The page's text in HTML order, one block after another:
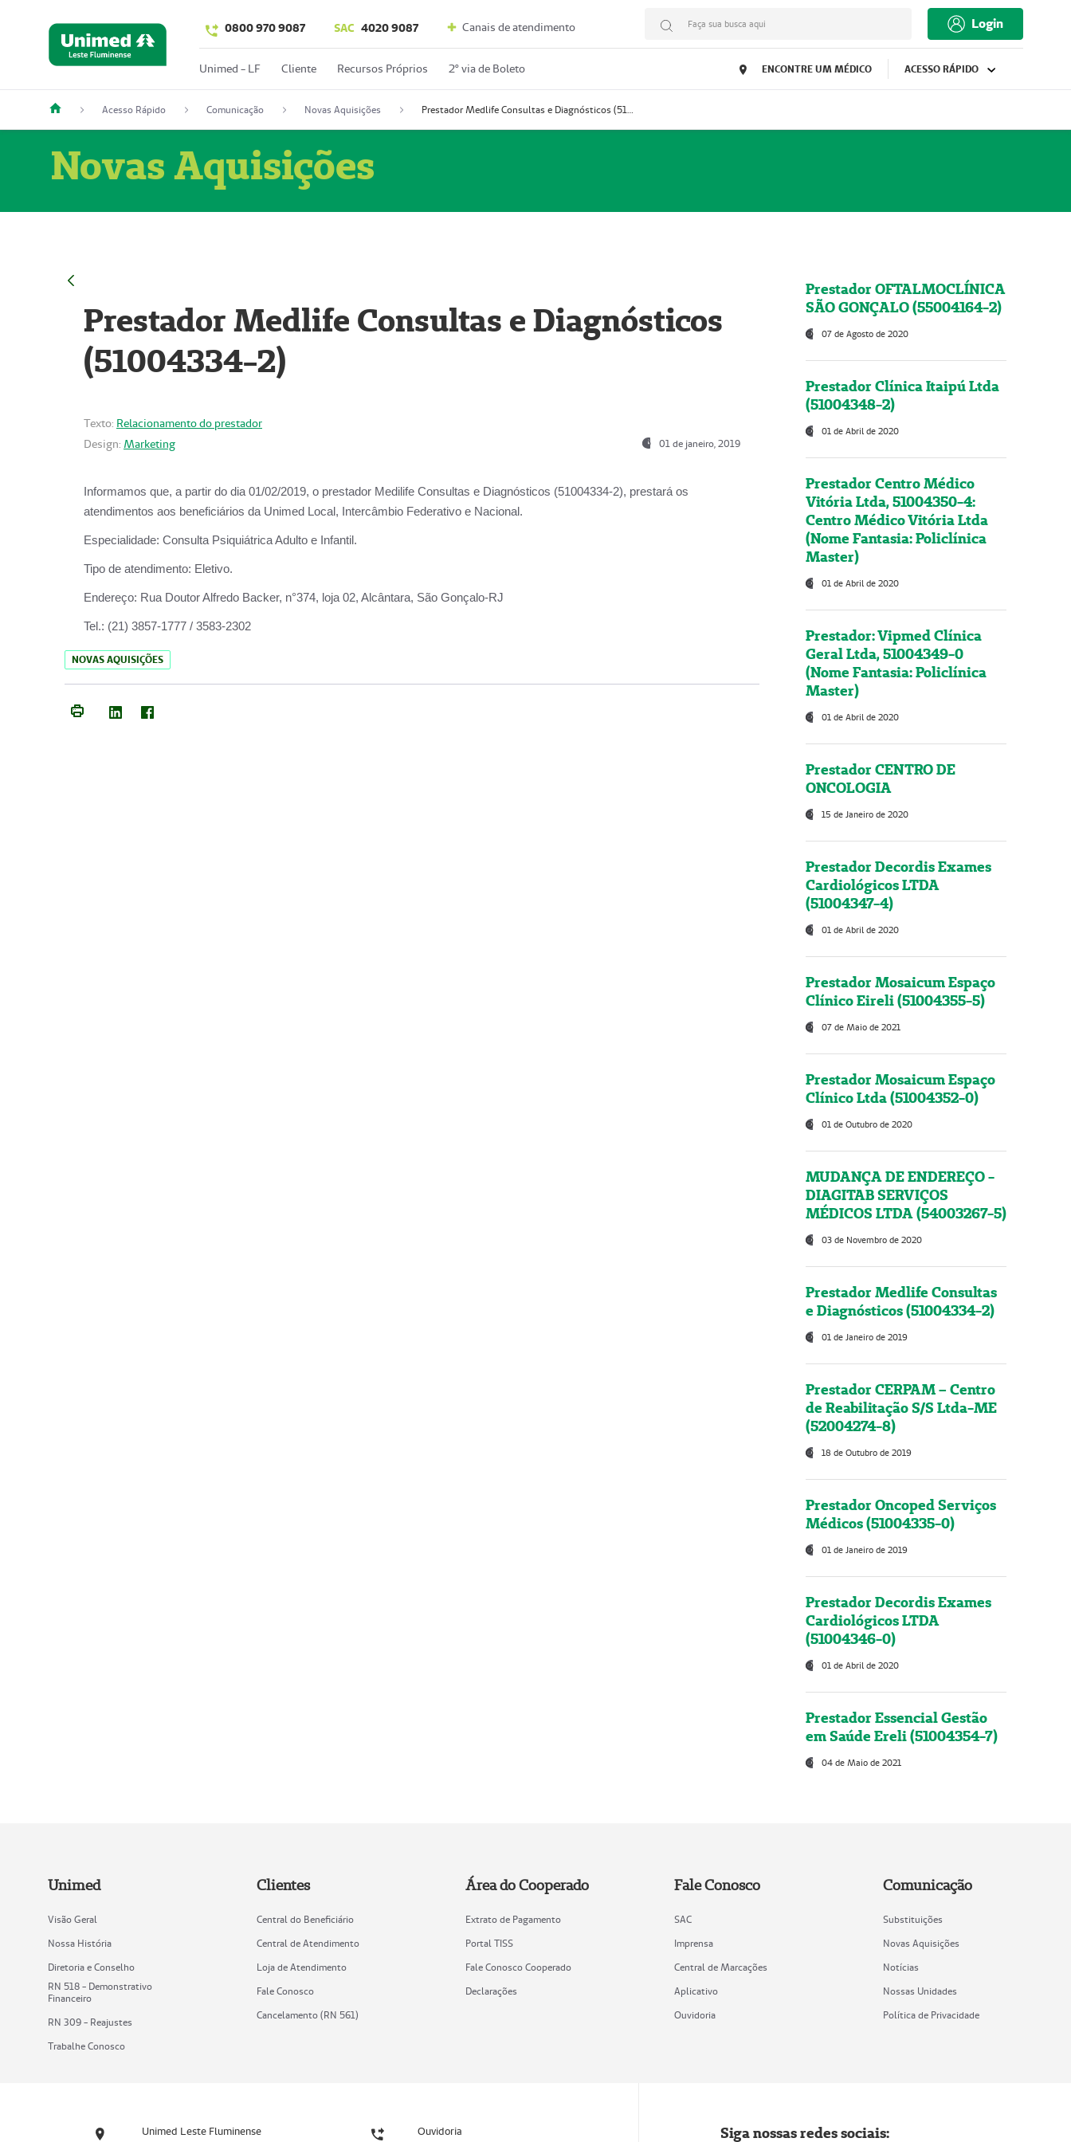
0800 970 9087 SAC 4020 9087 Canais de atendimento Faça sua busca aqui Login
Unimed - LF Cliente Recursos Próprios 2º via de Boleto ENCONTRE UM MÉDICO ACESSO RÁPIDO
Acesso Rápido Comunicação Novas Aquisições Prestador Medlife Consultas e Diagnósticos (51004334-2)
Novas Aquisições
Prestador Medlife Consultas e Diagnósticos
(51004334-2)
Texto: Relacionamento do prestador
Design: Marketing 01 de janeiro, 2019
Informamos que, a partir do dia 01/02/2019, o prestador Medilife Consultas e Diagnósticos (51004334-2), prestará os
atendimentos aos beneficiários da Unimed Local, Intercâmbio Federativo e Nacional.
Especialidade: Consulta Psiquiátrica Adulto e Infantil.
Tipo de atendimento: Eletivo.
Endereço: Rua Doutor Alfredo Backer, n°374, loja 02, Alcântara, São Gonçalo-RJ
Tel.: (21) 3857-1777 / 3583-2302
NOVAS AQUISIÇÕES
Prestador OFTALMOCLÍNICA
SÃO GONÇALO (55004164-2)
07 de Agosto de 2020
Prestador Clínica Itaipú Ltda
(51004348-2)
01 de Abril de 2020
Prestador Centro Médico
Vitória Ltda, 51004350-4:
Centro Médico Vitória Ltda
(Nome Fantasia: Policlínica
Master)
01 de Abril de 2020
Prestador: Vipmed Clínica
Geral Ltda, 51004349-0
(Nome Fantasia: Policlínica
Master)
01 de Abril de 2020
Prestador CENTRO DE
ONCOLOGIA
15 de Janeiro de 2020
Prestador Decordis Exames
Cardiológicos LTDA
(51004347-4)
01 de Abril de 2020
Prestador Mosaicum Espaço
Clínico Eireli (51004355-5)
07 de Maio de 2021
Prestador Mosaicum Espaço
Clínico Ltda (51004352-0)
01 de Outubro de 2020
MUDANÇA DE ENDEREÇO -
DIAGITAB SERVIÇOS
MÉDICOS LTDA (54003267-5)
03 de Novembro de 2020
Prestador Medlife Consultas
e Diagnósticos (51004334-2)
01 de Janeiro de 2019
Prestador CERPAM – Centro
de Reabilitação S/S Ltda-ME
(52004274-8)
18 de Outubro de 2019
Prestador Oncoped Serviços
Médicos (51004335-0)
01 de Janeiro de 2019
Prestador Decordis Exames
Cardiológicos LTDA
(51004346-0)
01 de Abril de 2020
Prestador Essencial Gestão
em Saúde Ereli (51004354-7)
04 de Maio de 2021
Unimed
Visão Geral
Nossa História
Diretoria e Conselho
RN 518 - Demonstrativo
Financeiro
RN 309 - Reajustes
Trabalhe Conosco
Clientes
Central do Beneficiário
Central de Atendimento
Loja de Atendimento
Fale Conosco
Cancelamento (RN 561)
Área do Cooperado
Extrato de Pagamento
Portal TISS
Fale Conosco Cooperado
Declarações
Fale Conosco
SAC
Imprensa
Central de Marcações
Aplicativo
Ouvidoria
Comunicação
Substituições
Novas Aquisições
Notícias
Nossas Unidades
Política de Privacidade
Unimed Leste Fluminense Ouvidoria Siga nossas redes sociais: